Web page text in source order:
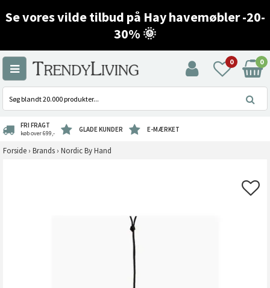
Se vores vilde tilbud på Hay havemøbler -20-
30% 🌞
0 0
FRI FRAGT
køb over 699,- GLADE KUNDER E-MÆRKET
Forside › Brands › Nordic By Hand